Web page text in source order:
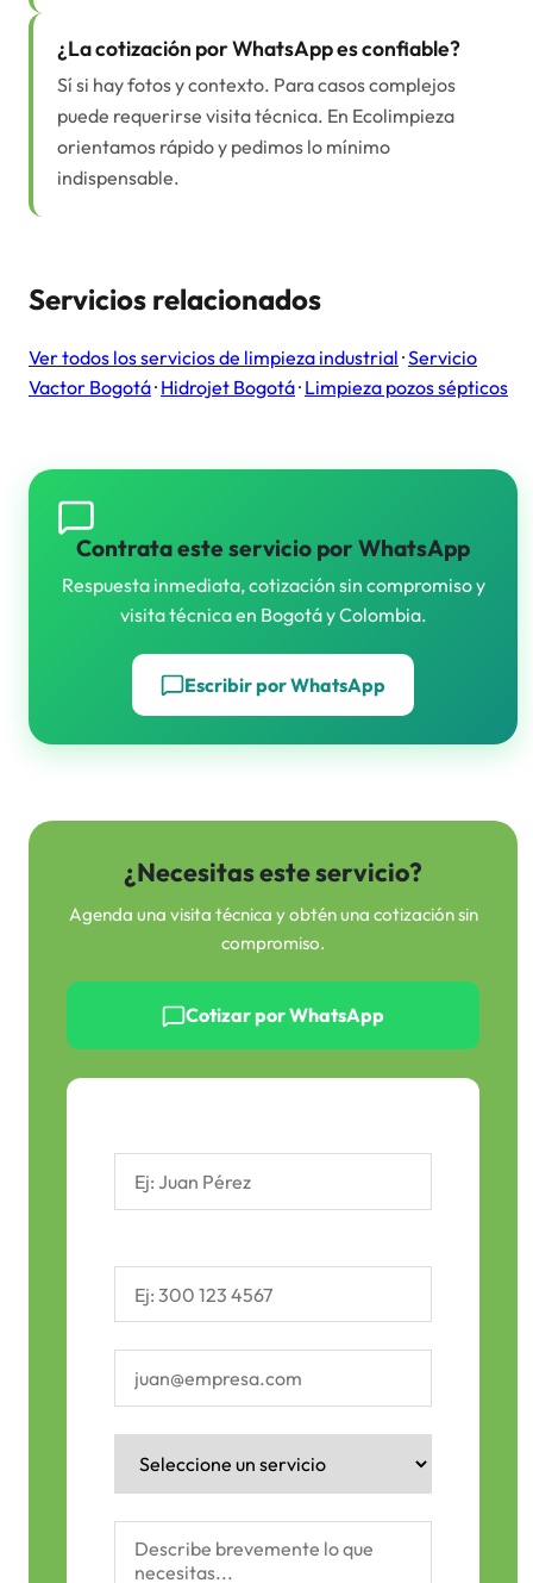
¿La cotización por WhatsApp es confiable?
Sí si hay fotos y contexto. Para casos complejos
puede requerirse visita técnica. En Ecolimpieza
orientamos rápido y pedimos lo mínimo
indispensable.
Servicios relacionados
Ver todos los servicios de limpieza industrial ·Servicio
Vactor Bogotá· Hidrojet Bogotá· Limpieza pozos sépticos
Contrata este servicio por WhatsApp
Respuesta inmediata, cotización sin compromiso y
visita técnica en Bogotá y Colombia.
Escribir por WhatsApp
¿Necesitas este servicio?
Agenda una visita técnica y obtén una cotización sin
compromiso.
Cotizar por WhatsApp